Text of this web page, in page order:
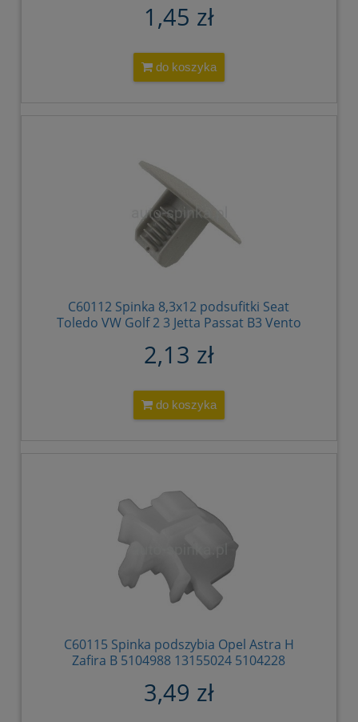
1,45 zł
do koszyka
C60112 Spinka 8,3x12 podsufitki Seat
Toledo VW Golf 2 3 Jetta Passat B3 Vento
2,13 zł
do koszyka
C60115 Spinka podszybia Opel Astra H
Zafira B 5104988 13155024 5104228
3,49 zł